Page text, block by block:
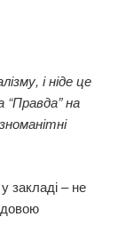
і ніде це
“Правда” на
закладі – не